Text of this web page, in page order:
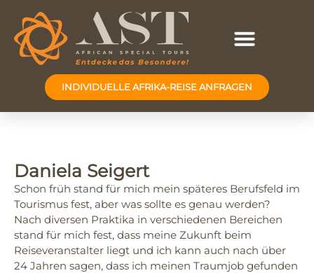
INDIVIDUELLE AFRIKA-REISE ANFRAGEN
Daniela Seigert
Schon früh stand für mich mein späteres Berufsfeld im
Tourismus fest, aber was sollte es genau werden?
Nach diversen Praktika in verschiedenen Bereichen
stand für mich fest, dass meine Zukunft beim
Reiseveranstalter liegt und ich kann auch nach über
24 Jahren sagen, dass ich meinen Traumjob gefunden